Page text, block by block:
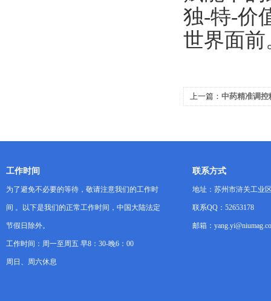
独-特-价
世界面前
上一篇： 中药精准调控
工作时间
为了避免不必要的等待，敬请注意我们的工作时
间 。以下是我们的正常工作时间，中国大陆法定
节假日除外。
工作时间：周一至周五 早8：30-晚6：00
周日、周六休息
联系方式
地址：苏州市浒关工业
联系QQ：52653178
邮箱：